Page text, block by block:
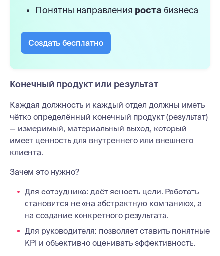
Понятны направления роста бизнеса
Создать бесплатно
Конечный продукт или результат
Каждая должность и каждый отдел должны иметь
чётко определённый конечный продукт (результат)
— измеримый, материальный выход, который
имеет ценность для внутреннего или внешнего
клиента.
Зачем это нужно?
Для сотрудника: даёт ясность цели. Работать
становится не «на абстрактную компанию», а
на создание конкретного результата.
Для руководителя: позволяет ставить понятные
KPI и объективно оценивать эффективность.